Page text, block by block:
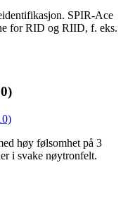
SPIR-Ace
for RID og RIID, f. eks.
høy følsomhet på 3
i svake nøytronfelt.